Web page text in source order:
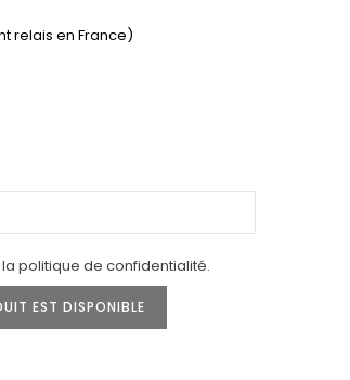
relais en France)
politique de confidentialité.
EST DISPONIBLE